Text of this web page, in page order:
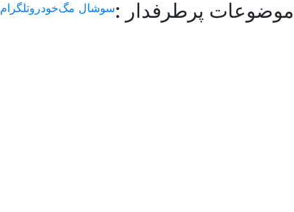
موضوعات پرطرفدار :سوشال مگخودروتلگرام